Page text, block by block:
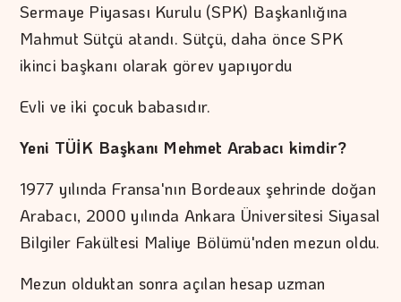
Sermaye Piyasası Kurulu (SPK) Başkanlığına
Mahmut Sütçü atandı. Sütçü, daha önce SPK
ikinci başkanı olarak görev yapıyordu
Evli ve iki çocuk babasıdır.
Yeni TÜİK Başkanı Mehmet Arabacı kimdir?
1977 yılında Fransa'nın Bordeaux şehrinde doğan
Arabacı, 2000 yılında Ankara Üniversitesi Siyasal
Bilgiler Fakültesi Maliye Bölümü'nden mezun oldu.
Mezun olduktan sonra açılan hesap uzman